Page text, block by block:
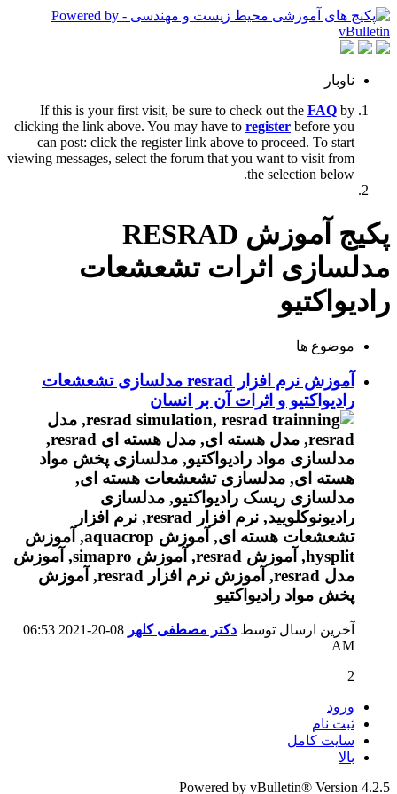
ناوبار
If this is your first visit, be sure to check out the FAQ by
clicking the link above. You may have to register before you
can post: click the register link above to proceed. To start
viewing messages, select the forum that you want to visit from
the selection below.
پکیج آموزش RESRAD
مدلسازی اثرات تشعشعات
رادیواکتیو
موضوع ها
آموزش نرم افزار resrad مدلسازی تشعشعات
رادیواکتیو و اثرات آن بر انسان
آخرین ارسال توسط دکتر مصطفی کلهر
06:53
AM
2
ورود
ثبت نام
سایت کامل
بالا
Powered by vBulletin® Version 4.2.5